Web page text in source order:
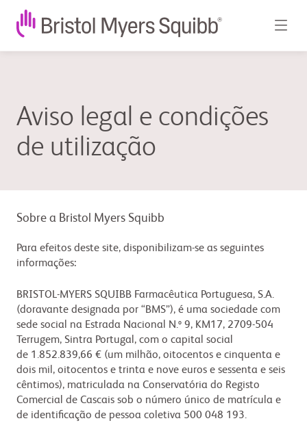
Aviso legal e condições
de utilização
Sobre a Bristol Myers Squibb
Para efeitos deste site, disponibilizam-se as seguintes
informações:
BRISTOL-MYERS SQUIBB Farmacêutica Portuguesa, S.A.
(doravante designada por “BMS”), é uma sociedade com
sede social na Estrada Nacional N.º 9, KM17, 2709-504
Terrugem, Sintra Portugal, com o capital social
de 1.852.839,66 € (um milhão, oitocentos e cinquenta e
dois mil, oitocentos e trinta e nove euros e sessenta e seis
cêntimos), matriculada na Conservatória do Registo
Comercial de Cascais sob o número único de matrícula e
de identificação de pessoa coletiva 500 048 193.